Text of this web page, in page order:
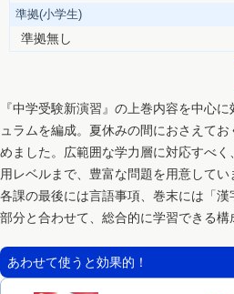
準拠(小学生)
準拠無し
『中学受験新演習』の上巻内容を中心
ュラムを編成。夏休みの間におさえて
めました。広範囲な学力層に対応すべ
用レベルまで、豊富な問題を用意してい
各課の最後には言語事項、巻末には「
部分と合わせて、総合的に学習できる構
あわせて使うと効果的！